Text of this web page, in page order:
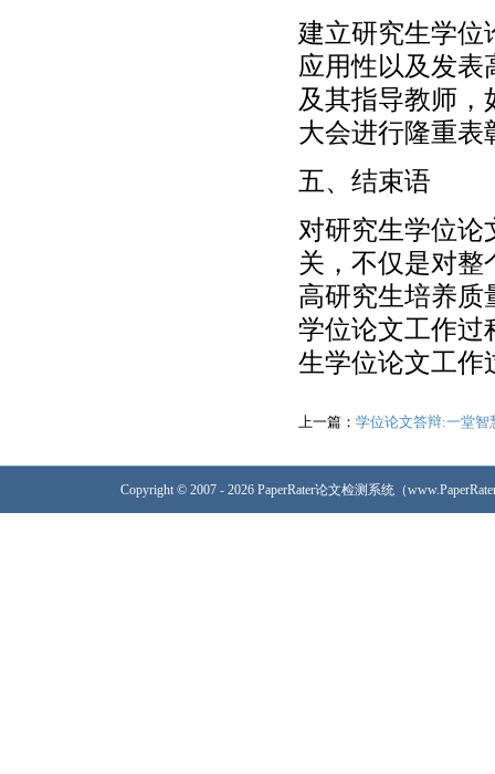
建立研究生学位
应用性以及发
及其指导教师
大会进行隆重表
五、结束语
对研究生学位论
关，不仅是对
高研究生培养质
学位论文工作过
生学位论文工作
上一篇： 学位论文答辩:一堂智
Copyright © 2007 - 2026 PaperRater论文检测系统（